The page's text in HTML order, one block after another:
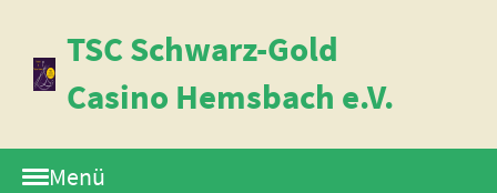
TSC Schwarz-Gold
Casino Hemsbach e.V.
Menü